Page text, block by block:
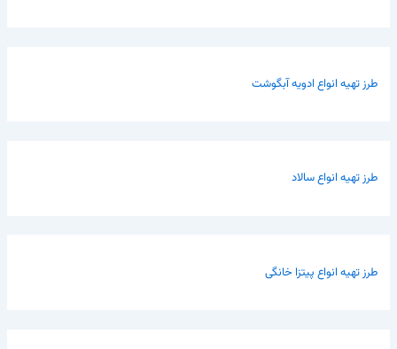
طرز تهیه انواع ادویه آبگوشت
طرز تهیه انواع سالاد
طرز تهیه انواع پیتزا خانگی